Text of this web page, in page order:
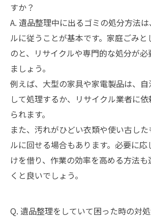
すか？
A. 遺品整理中に出るゴミの処分方法
ルに従うことが基本です。家庭ごみと
のと、リサイクルや専門的な処分が
ましょう。
例えば、大型の家具や家電製品は、自
して処理するか、リサイクル業者に
られます。
また、汚れがひどい衣類や使い古し
ルに回せる場合もあります。必要に
けを借り、作業の効率を高める方法
くと良いでしょう。
Q. 遺品整理をしていて困った時の対